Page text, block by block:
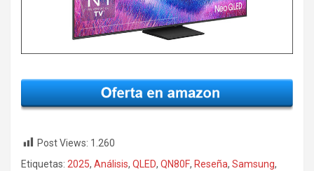
Post Views: 1.260
Etiquetas: 2025, Análisis, QLED, QN80F, Reseña, Samsung,